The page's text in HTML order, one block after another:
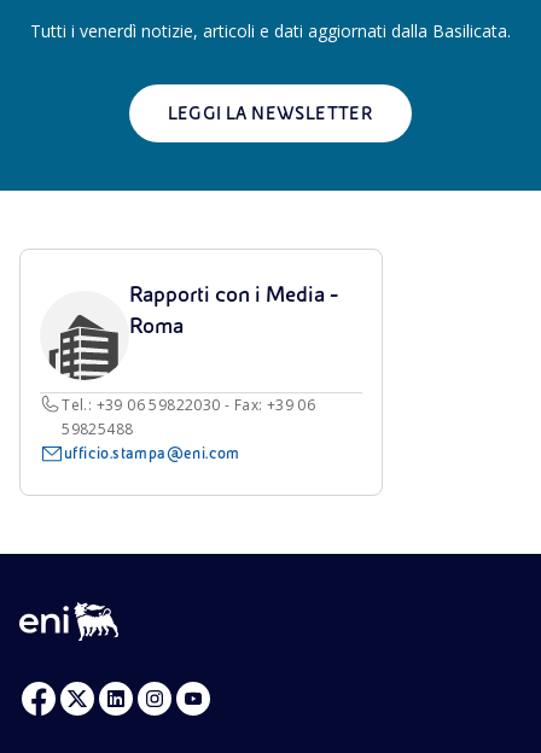
Tutti i venerdì notizie, articoli e dati aggiornati dalla Basilicata.
LEGGI LA NEWSLETTER
Rapporti con i Media -
Roma
Tel.: +39 06 59822030 - Fax: +39 06
59825488
ufficio.stampa@eni.com